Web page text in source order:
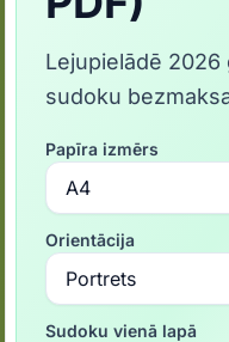
Lejupielādē 2026
sudoku
Papīra izmērs
Orientācija
Sudoku vienā lapā